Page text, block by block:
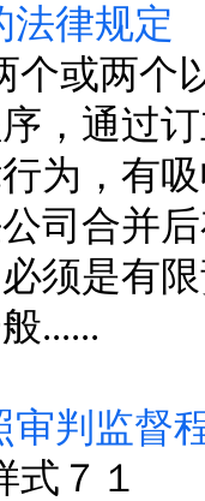
法律规定
或两个
，通过
为，有
司合并
须是有
......
审判监督
式７